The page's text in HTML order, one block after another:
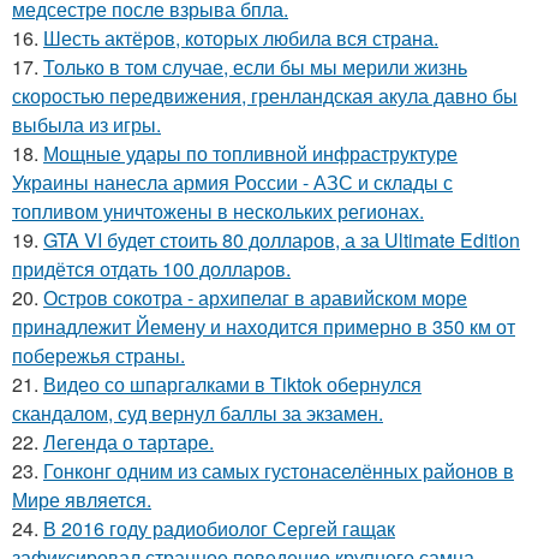
медсестре после взрыва бпла.
16. Шесть актёров, которых любила вся страна.
17. Только в том случае, если бы мы мерили жизнь
скоростью передвижения, гренландская акула давно бы
выбыла из игры.
18. Мощные удары по топливной инфраструктуре
Украины нанесла армия России - АЗС и склады с
топливом уничтожены в нескольких регионах.
19. GTA VI будет стоить 80 долларов, а за Ultimate Edition
придётся отдать 100 долларов.
20. Остров сокотра - архипелаг в аравийском море
принадлежит Йемену и находится примерно в 350 км от
побережья страны.
21. Видео со шпаргалками в Tiktok обернулся
скандалом, суд вернул баллы за экзамен.
22. Легенда о тартаре.
23. Гонконг одним из самых густонаселённых районов в
Мире является.
24. В 2016 году радиобиолог Сергей гащак